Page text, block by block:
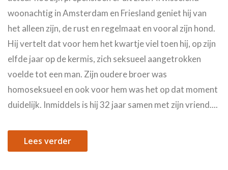
woonachtig in Amsterdam en Friesland geniet hij van
het alleen zijn, de rust en regelmaat en vooral zijn hond.
Hij vertelt dat voor hem het kwartje viel toen hij, op zijn
elfde jaar op de kermis, zich seksueel aangetrokken
voelde tot een man. Zijn oudere broer was
homoseksueel en ook voor hem was het op dat moment
duidelijk. Inmiddels is hij 32 jaar samen met zijn vriend....
Lees verder